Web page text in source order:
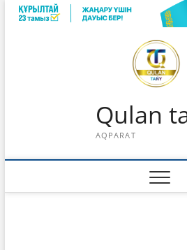
Skip
Qulan
AQPARAT